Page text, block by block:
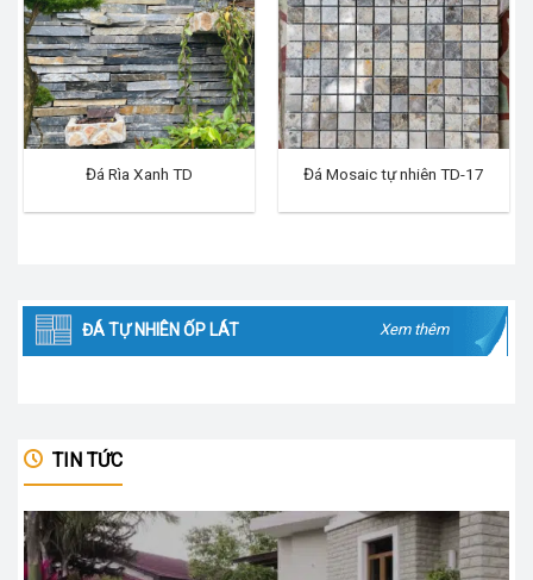
Đá Rìa Xanh TD Đá Mosaic tự nhiên TD-17
ĐÁ TỰ NHIÊN ỐP LÁT Xem thêm
TIN TỨC